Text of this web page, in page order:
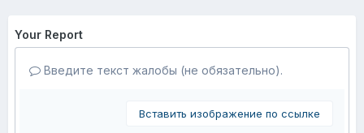
Your Report
Введите текст жалобы (не обязательно).
Вставить изображение по ссылке